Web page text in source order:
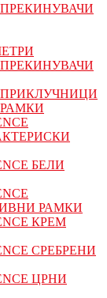
ПРЕКИНУВАЧИ
ПРЕКИНУВАЧИ
ПРИКЛУЧНИЦИ
РАМКИ
БЕЛИ
РАМКИ
КРЕМ
СРЕБРЕНИ
ЦРНИ